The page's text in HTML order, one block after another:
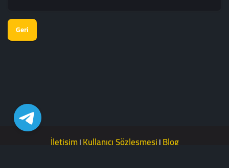
Geri
İletişim|Kullanıcı Sözleşmesi|Blog